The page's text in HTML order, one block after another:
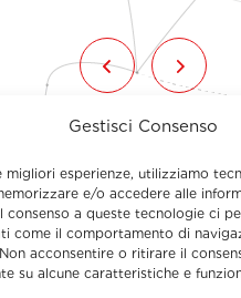
Gestisci Consenso
migliori esperienze, utilizziamo
e/o accedere alle
consenso a queste tecnologie ci
come il comportamento di
acconsentire o ritirare il
su alcune caratteristiche e